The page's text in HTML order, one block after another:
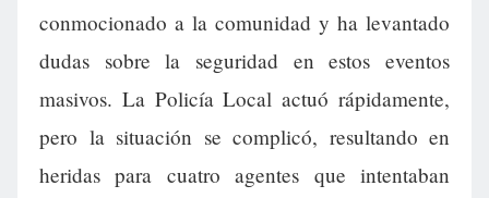
conmocionado a la comunidad y ha levantado
dudas sobre la seguridad en estos eventos
masivos. La Policía Local actuó rápidamente,
pero la situación se complicó, resultando en
heridas para cuatro agentes que intentaban